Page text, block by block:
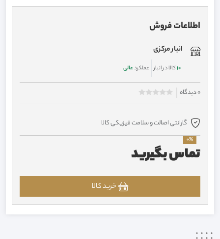
اطلاعات فروش
انبار مرکزی
10کالا در انبار عملکردعالی
0 دیدگاه
گارانتی اصالت و سلامت فیزیکی کالا
0%
تماس بگیرید
خرید کالا